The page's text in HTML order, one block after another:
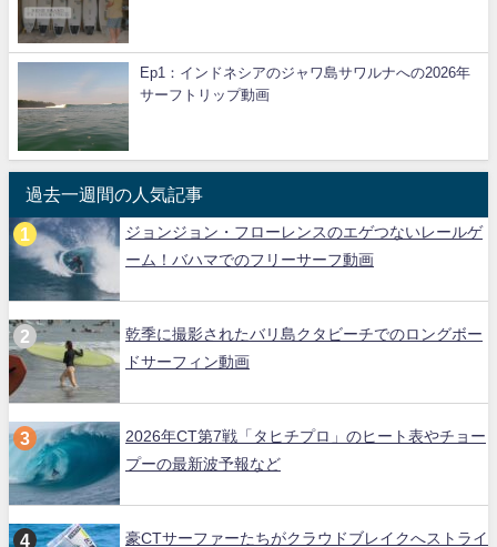
Ep1：インドネシアのジャワ島サワルナへの2026年
サーフトリップ動画
過去一週間の人気記事
ジョンジョン・フローレンスのエゲつないレールゲ
ーム！バハマでのフリーサーフ動画
乾季に撮影されたバリ島クタビーチでのロングボー
ドサーフィン動画
2026年CT第7戦「タヒチプロ」のヒート表やチョー
プーの最新波予報など
豪CTサーファーたちがクラウドブレイクへストライ